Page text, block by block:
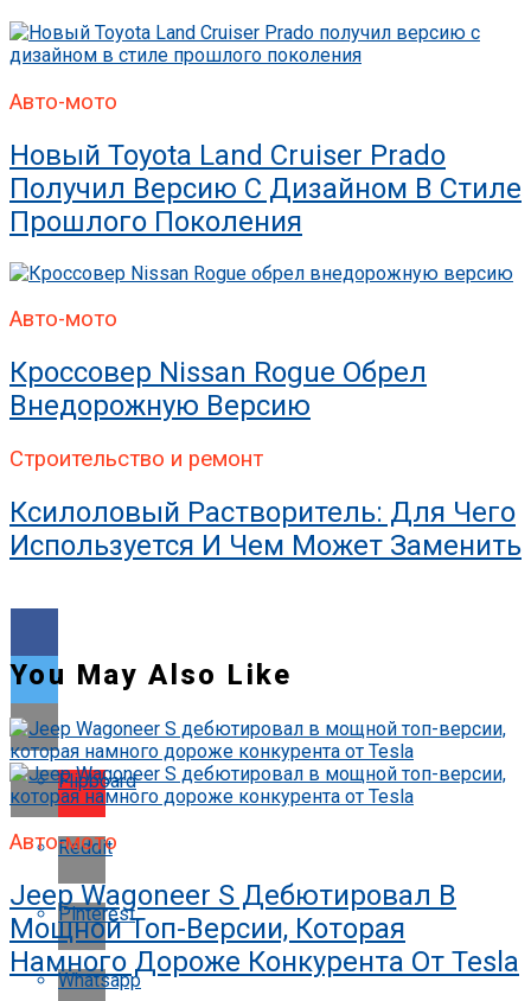
Авто-мото
Новый Toyota Land Cruiser Prado
Получил Версию С Дизайном В Стиле
Прошлого Поколения
Авто-мото
Кроссовер Nissan Rogue Обрел
Внедорожную Версию
Строительство и ремонт
Ксилоловый Растворитель: Для Чего
Используется И Чем Может Заменить
Flipboard
Reddit
Pinterest
Whatsapp
You May Also Like
Авто-мото
Jeep Wagoneer S Дебютировал В
Мощной Топ-Версии, Которая
Намного Дороже Конкурента От Tesla